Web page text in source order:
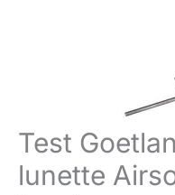
Test
lunette